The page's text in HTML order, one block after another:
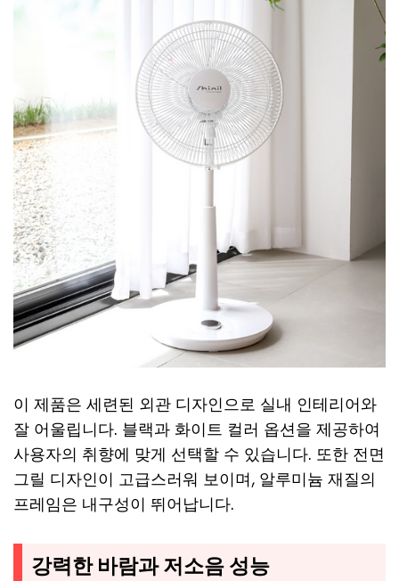
이 제품은 세련된 외관 디자인으로 실내 인테리어와
잘 어울립니다. 블랙과 화이트 컬러 옵션을 제공하여
사용자의 취향에 맞게 선택할 수 있습니다. 또한 전면
그릴 디자인이 고급스러워 보이며, 알루미늄 재질의
프레임은 내구성이 뛰어납니다.
강력한 바람과 저소음 성능